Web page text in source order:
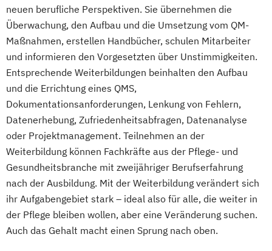
neuen berufliche Perspektiven. Sie übernehmen die
Überwachung, den Aufbau und die Umsetzung vom QM-
Maßnahmen, erstellen Handbücher, schulen Mitarbeiter
und informieren den Vorgesetzten über Unstimmigkeiten.
Entsprechende Weiterbildungen beinhalten den Aufbau
und die Errichtung eines QMS,
Dokumentationsanforderungen, Lenkung von Fehlern,
Datenerhebung, Zufriedenheitsabfragen, Datenanalyse
oder Projektmanagement. Teilnehmen an der
Weiterbildung können Fachkräfte aus der Pflege- und
Gesundheitsbranche mit zweijähriger Berufserfahrung
nach der Ausbildung. Mit der Weiterbildung verändert sich
ihr Aufgabengebiet stark – ideal also für alle, die weiter in
der Pflege bleiben wollen, aber eine Veränderung suchen.
Auch das Gehalt macht einen Sprung nach oben.